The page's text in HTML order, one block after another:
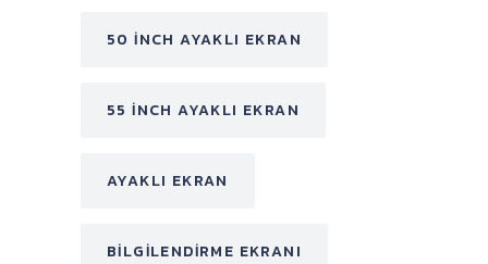
50 INCH AYAKLI EKRAN
55 INCH AYAKLI EKRAN
AYAKLI EKRAN
BILGILENDIRME EKRANI